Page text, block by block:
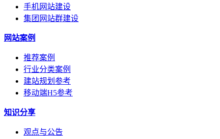
手机网站建设
集团网站群建设
网站案例
推荐案例
行业分类案例
建站规划参考
移动端H5参考
知识分享
观点与公告